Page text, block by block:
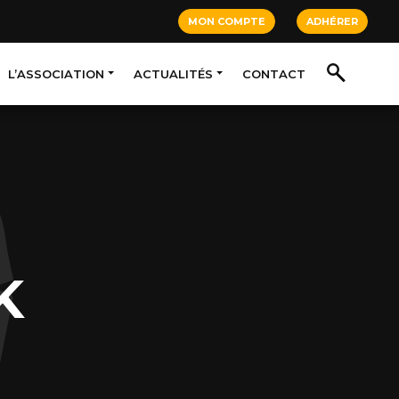
MON COMPTE ADHÉRER
L’ASSOCIATION ACTUALITÉS CONTACT